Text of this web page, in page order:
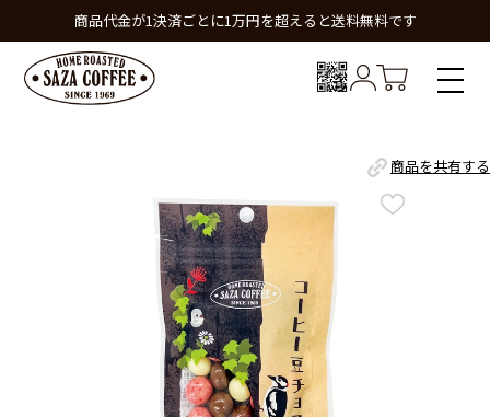
商品代金が1決済ごとに1万円を超えると送料無料です
商品を共有する